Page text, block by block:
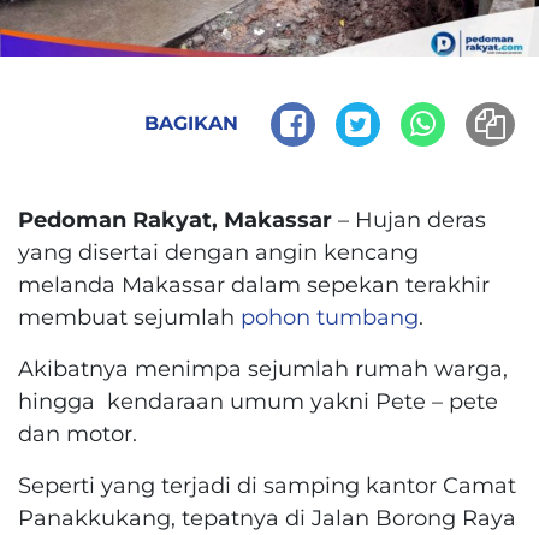
BAGIKAN
Pedoman Rakyat, Makassar – Hujan deras
yang disertai dengan angin kencang
melanda Makassar dalam sepekan terakhir
membuat sejumlah pohon tumbang.
Akibatnya menimpa sejumlah rumah warga,
hingga kendaraan umum yakni Pete – pete
dan motor.
Seperti yang terjadi di samping kantor Camat
Panakkukang, tepatnya di Jalan Borong Raya